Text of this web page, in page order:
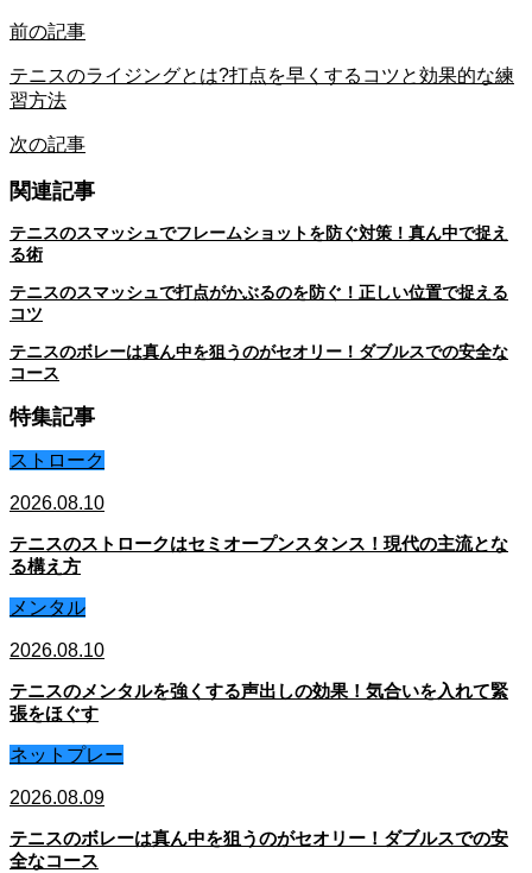
前の記事
テニスのライジングとは?打点を早くするコツと効果的な練
習方法
次の記事
関連記事
テニスのスマッシュでフレームショットを防ぐ対策！真ん中で捉え
る術
テニスのスマッシュで打点がかぶるのを防ぐ！正しい位置で捉える
コツ
テニスのボレーは真ん中を狙うのがセオリー！ダブルスでの安全な
コース
特集記事
ストローク
2026.08.10
テニスのストロークはセミオープンスタンス！現代の主流とな
る構え方
メンタル
2026.08.10
テニスのメンタルを強くする声出しの効果！気合いを入れて緊
張をほぐす
ネットプレー
2026.08.09
テニスのボレーは真ん中を狙うのがセオリー！ダブルスでの安
全なコース